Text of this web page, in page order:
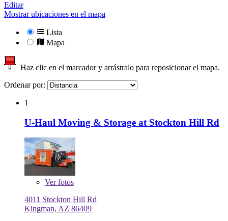
Editar
Mostrar ubicaciones en el mapa
Lista
Mapa
Haz clic en el marcador y arrástralo para reposicionar el mapa.
Ordenar por:
1
U-Haul Moving & Storage at Stockton Hill Rd
Verfotos
4011 Stockton Hill Rd
Kingman, AZ 86409